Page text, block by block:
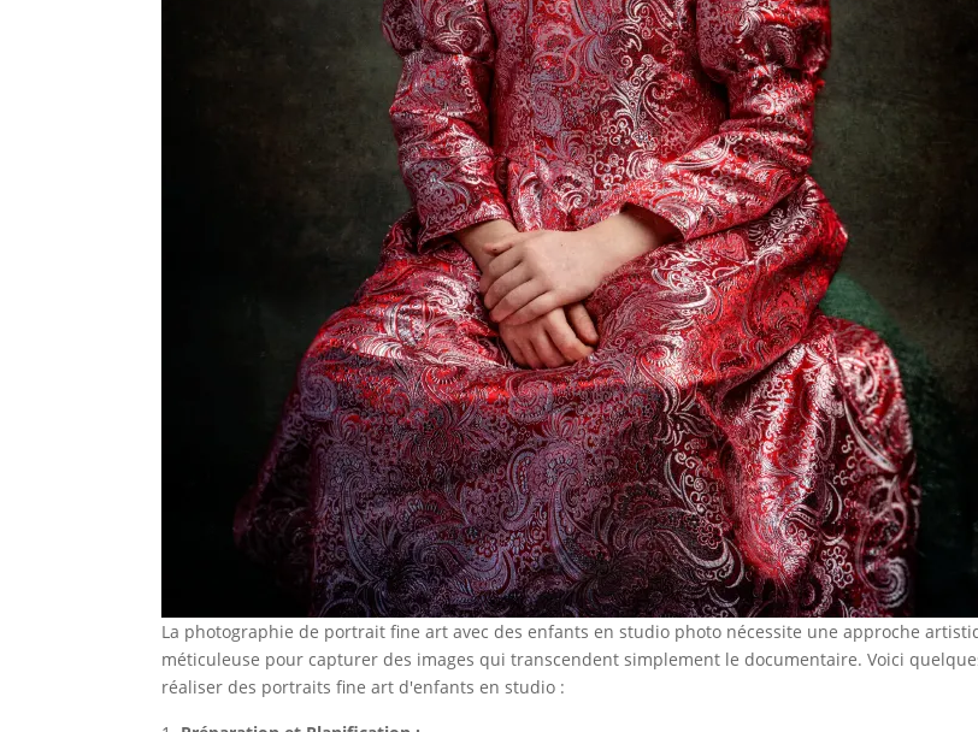
La photographie de portrait fine art avec des enfants en studio photo nécessite une approche
méticuleuse pour capturer des images qui transcendent simplement le documentaire. Voici
réaliser des portraits fine art d'enfants en studio :